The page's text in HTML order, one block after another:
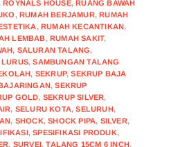
ROYNALS HOUSE,RUANG BAWAH
,RUMAH BERJAMUR,RUMAH
,RUMAH KECANTIKAN,
LEMBAB,RUMAH SAKIT,
, SALURAN TALANG,
,SAMBUNGAN TALANG
, SEKRUP,SEKRUP BAJA
,SEKRUP
GOLD, SEKRUP SILVER,
, SELURU KOTA,SELURUH,
, SHOCK,SHOCK PIPA, SILVER,
,SPESIFIKASI PRODUK,
, SURVEI,TALANG 15CM 6 INCH,